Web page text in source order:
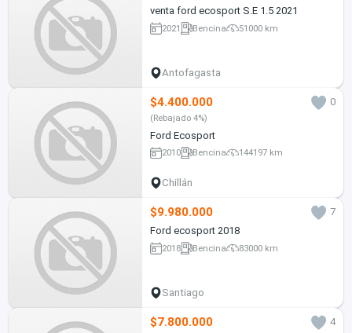
venta ford ecosport S.E 1.5 2021
2021 Bencina 51000 km
Antofagasta
$4.400.000 0
(Rebajado 4%)
Ford Ecosport
2010 Bencina 144197 km
Chillán
$9.980.000
7
Ford ecosport 2018
2018 Bencina 83000 km
Santiago
$7.800.000
4